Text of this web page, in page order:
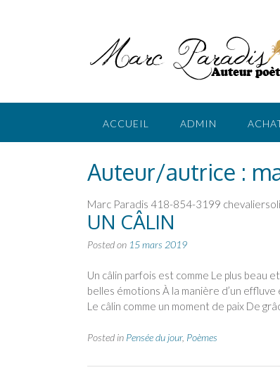
ACCUEIL ADMIN
Auteur/autrice :
Marc Paradis 418-854-3199
UN CÂLIN
Posted on 15 mars 2019
Un câlin parfois est comme Le plus beau
belles émotions À la manière d’un
Le câlin comme un moment de paix De
Posted in Pensée du jour, Poèmes